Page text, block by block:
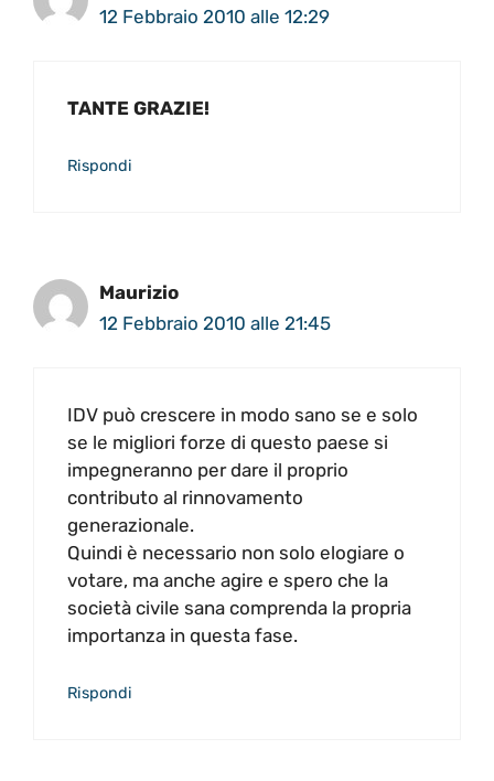
12 Febbraio 2010 alle 12:29
TANTE GRAZIE!
Rispondi
Maurizio
12 Febbraio 2010 alle 21:45
IDV può crescere in modo sano se e solo
se le migliori forze di questo paese si
impegneranno per dare il proprio
contributo al rinnovamento
generazionale.
Quindi è necessario non solo elogiare o
votare, ma anche agire e spero che la
società civile sana comprenda la propria
importanza in questa fase.
Rispondi